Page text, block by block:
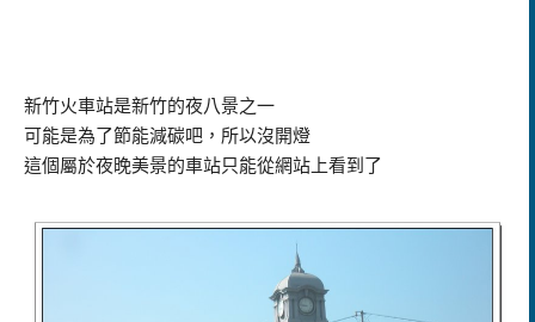
新竹火車站是新竹的夜八景之一
可能是為了節能減碳吧，所以沒開燈
這個屬於夜晚美景的車站只能從網站上看到了